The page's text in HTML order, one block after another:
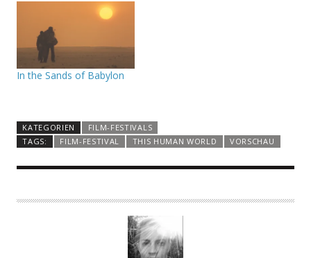
In the Sands of Babylon
KATEGORIEN
FILM-FESTIVALS
TAGS:
FILM-FESTIVAL THIS HUMAN WORLD VORSCHAU